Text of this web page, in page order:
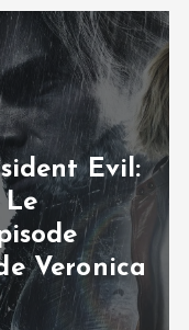
Evil:
Le
Veronica